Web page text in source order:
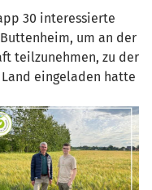
30 interessierte
um an der
teilzunehmen, zu der
eingeladen hatte